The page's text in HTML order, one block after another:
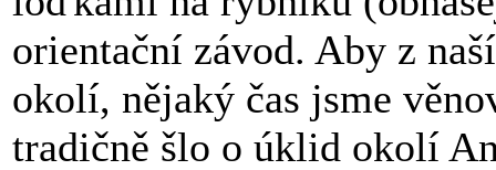
orientační závod. Aby z
okolí, nějaký čas jsme
tradičně šlo o úklid okolí